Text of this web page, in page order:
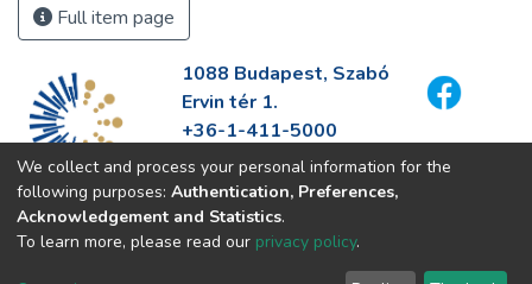
Full item page
1088 Budapest, Szabó
Ervin tér 1.
+36-1-411-5000
info@fszek.hu
https://fszek.hu
We collect and process your personal information for the
following purposes: Authentication, Preferences,
Acknowledgement and Statistics.
To learn more, please read our privacy policy.